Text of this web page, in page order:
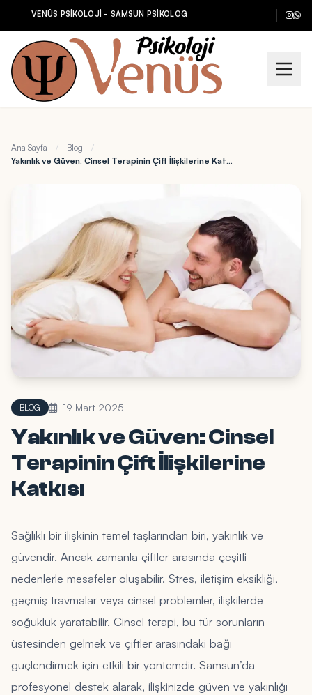
VENÜS PSİKOLOJİ - SAMSUN PSİKOLOG
Ana Sayfa / Blog
/
Yakınlık ve Güven: Cinsel Terapinin Çift İlişkilerine Katkısı
BLOG 19 Mart 2025
Yakınlık ve Güven: Cinsel
Terapinin Çift İlişkilerine
Katkısı
Sağlıklı bir ilişkinin temel taşlarından biri, yakınlık ve
güvendir. Ancak zamanla çiftler arasında çeşitli
nedenlerle mesafeler oluşabilir. Stres, iletişim eksikliği,
geçmiş travmalar veya cinsel problemler, ilişkilerde
soğukluk yaratabilir. Cinsel terapi, bu tür sorunların
üstesinden gelmek ve çiftler arasındaki bağı
güçlendirmek için etkili bir yöntemdir. Samsun’da
profesyonel destek alarak, ilişkinizde güven ve yakınlığı